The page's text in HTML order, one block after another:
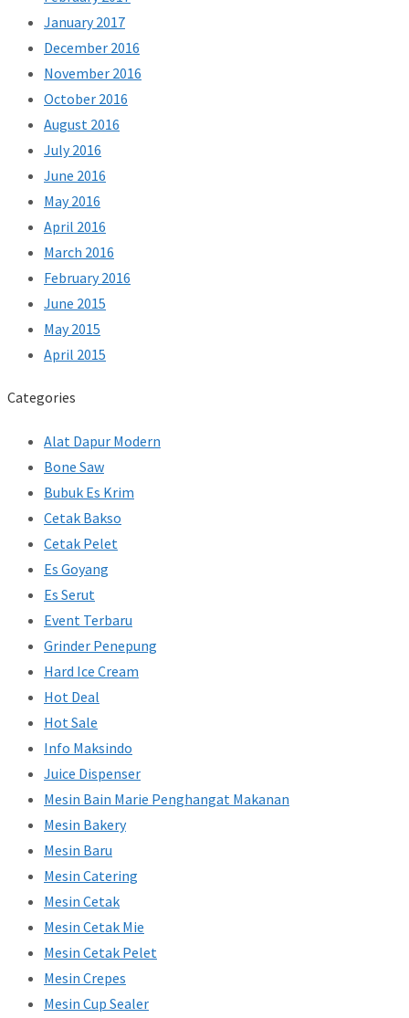
January 2017
December 2016
November 2016
October 2016
August 2016
July 2016
June 2016
May 2016
April 2016
March 2016
February 2016
June 2015
May 2015
April 2015
Categories
Alat Dapur Modern
Bone Saw
Bubuk Es Krim
Cetak Bakso
Cetak Pelet
Es Goyang
Es Serut
Event Terbaru
Grinder Penepung
Hard Ice Cream
Hot Deal
Hot Sale
Info Maksindo
Juice Dispenser
Mesin Bain Marie Penghangat Makanan
Mesin Bakery
Mesin Baru
Mesin Catering
Mesin Cetak
Mesin Cetak Mie
Mesin Cetak Pelet
Mesin Crepes
Mesin Cup Sealer